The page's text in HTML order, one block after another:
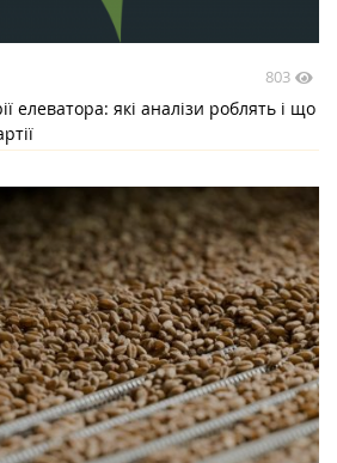
803
елеватора: які аналізи роблять і що